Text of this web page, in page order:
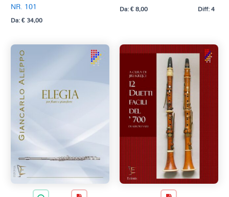
NR. 101
Da:€34,00
Da:€8,00 Diff: 4